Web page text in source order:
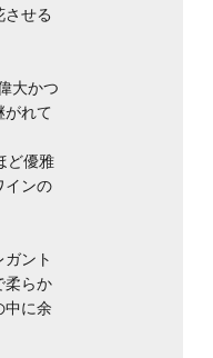
させる
大かつ
がれて
ど優雅
インの
ント
柔らか
中に余